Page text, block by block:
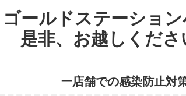
ゴールドステーショ
是非、お越しくだ
ー店舗での感染防止対